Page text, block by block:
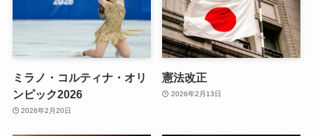
ミラノ・コルティナ・オリ
ンピック2026
2026年2月20日
憲法改正
2026年2月13日